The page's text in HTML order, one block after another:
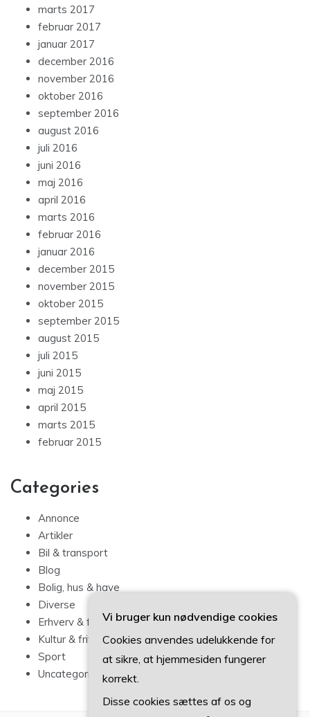
marts 2017
februar 2017
januar 2017
december 2016
november 2016
oktober 2016
september 2016
august 2016
juli 2016
juni 2016
maj 2016
april 2016
marts 2016
februar 2016
januar 2016
december 2015
november 2015
oktober 2015
september 2015
august 2015
juli 2015
juni 2015
maj 2015
april 2015
marts 2015
februar 2015
Categories
Annonce
Artikler
Bil & transport
Blog
Bolig, hus & have
Diverse
Erhverv & forbrug
Kultur & fritid
Sport
Uncategorized
Vi bruger kun nødvendige cookies
Cookies anvendes udelukkende for
at sikre, at hjemmesiden fungerer
korrekt.
Disse cookies sættes af os og